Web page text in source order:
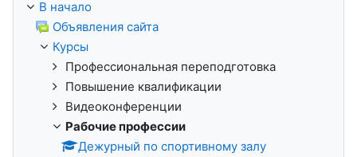
В начало
Объявления сайта
Курсы
Профессиональная переподготовка
Повышение квалификации
Видеоконференции
Рабочие профессии
Дежурный по спортивному залу